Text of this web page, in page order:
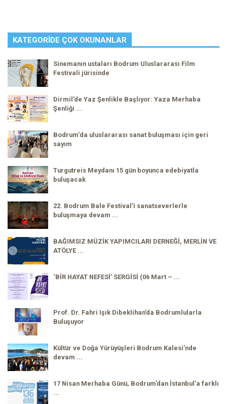
KATEGORIDE ÇOK OKUNANLAR
Sinemanın ustaları Bodrum Uluslararası Film
Festivali jürisinde
Dirmil’de Yaz Şenlikle Başlıyor: Yaza Merhaba
Şenliği ...
Bodrum'da uluslararası sanat buluşması için geri
sayım
Turgutreis Meydanı 15 gün boyunca edebiyatla
buluşacak
22. Bodrum Bale Festival'i sanatseverlerle
buluşmaya devam ...
BAĞIMSIZ MÜZİK YAPIMCILARI DERNEĞİ, MERLİN VE
ATÖLYE ...
‘BİR HAYAT NEFESİ’ SERGİSİ (06 Mart – ...
Prof. Dr. Fahri Işık Dibeklihan’da Bodrumlularla
Buluşuyor
Kültür ve Doğa Yürüyüşleri Bodrum Kalesi’nde
devam ...
17 Nisan Merhaba Günü, Bodrum’dan İstanbul’a farklı
...